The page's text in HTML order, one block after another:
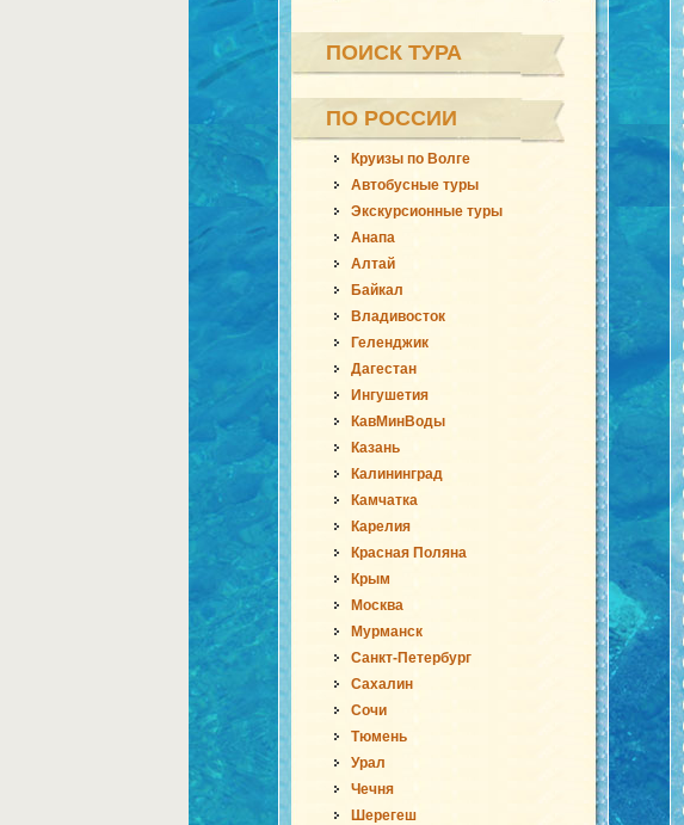
ПОИСК ТУРА
ПО РОССИИ
Круизы по Волге
Автобусные туры
Экскурсионные туры
Анапа
Алтай
Байкал
Владивосток
Геленджик
Дагестан
Ингушетия
КавМинВоды
Казань
Калининград
Камчатка
Карелия
Красная Поляна
Крым
Москва
Мурманск
Санкт-Петербург
Сахалин
Сочи
Тюмень
Урал
Чечня
Шерегеш